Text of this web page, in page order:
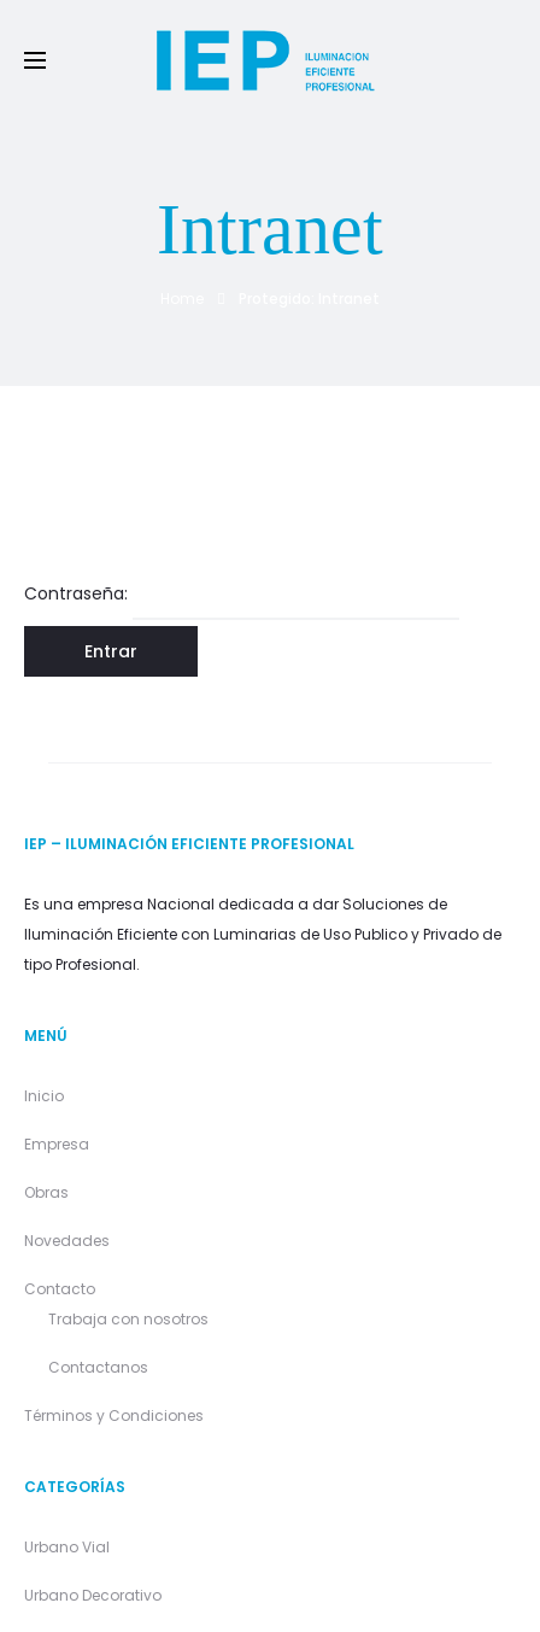
Intranet
Contraseña:
IEP – ILUMINACIÓN EFICIENTE PROFESIONAL
Es una empresa Nacional dedicada a dar Soluciones de
Iluminación Eficiente con Luminarias de Uso Publico y Privado de
tipo Profesional.
MENÚ
Inicio
Empresa
Obras
Novedades
Contacto
Trabaja con nosotros
Contactanos
Términos y Condiciones
CATEGORÍAS
Urbano Vial
Urbano Decorativo